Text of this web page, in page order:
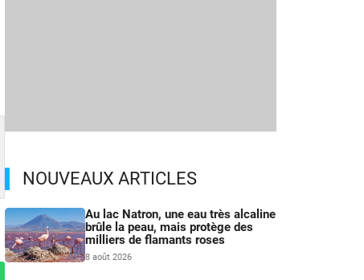
NOUVEAUX ARTICLES
Au lac Natron, une eau très alcaline
brûle la peau, mais protège des
milliers de flamants roses
8 août 2026